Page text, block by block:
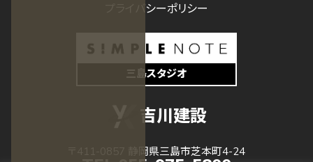
プライバシーポリシー
三島スタジオ
吉川建設
〒411-0857 静岡県三島市芝本町4-24